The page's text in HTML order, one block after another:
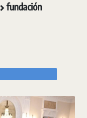
fundación